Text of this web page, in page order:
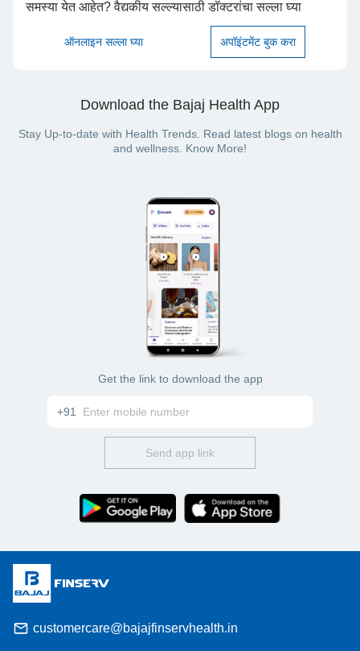
समस्या येत आहेत? वैद्यकीय सल्ल्यासाठी डॉक्टरांचा सल्ला घ्या
ऑनलाइन सल्ला घ्या अपॉइंटमेंट बुक करा
Download the Bajaj Health App
Stay Up-to-date with Health Trends. Read latest blogs on health
and wellness. Know More!
Get the link to download the app
+91
Send app link
customercare@bajajfinservhealth.in